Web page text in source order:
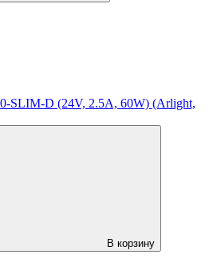
SLIM-D (24V, 2.5A, 60W) (Arlight,
В корзину